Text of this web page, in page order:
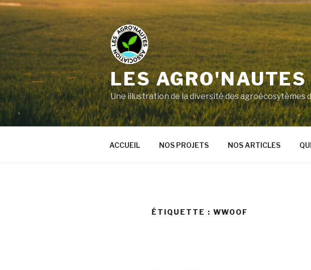
LES AGRO'NAUTES
Une illustration de la diversité des agroécosytèmes
ACCUEIL NOS PROJETS NOS ARTICLES
ÉTIQUETTE : WWOOF